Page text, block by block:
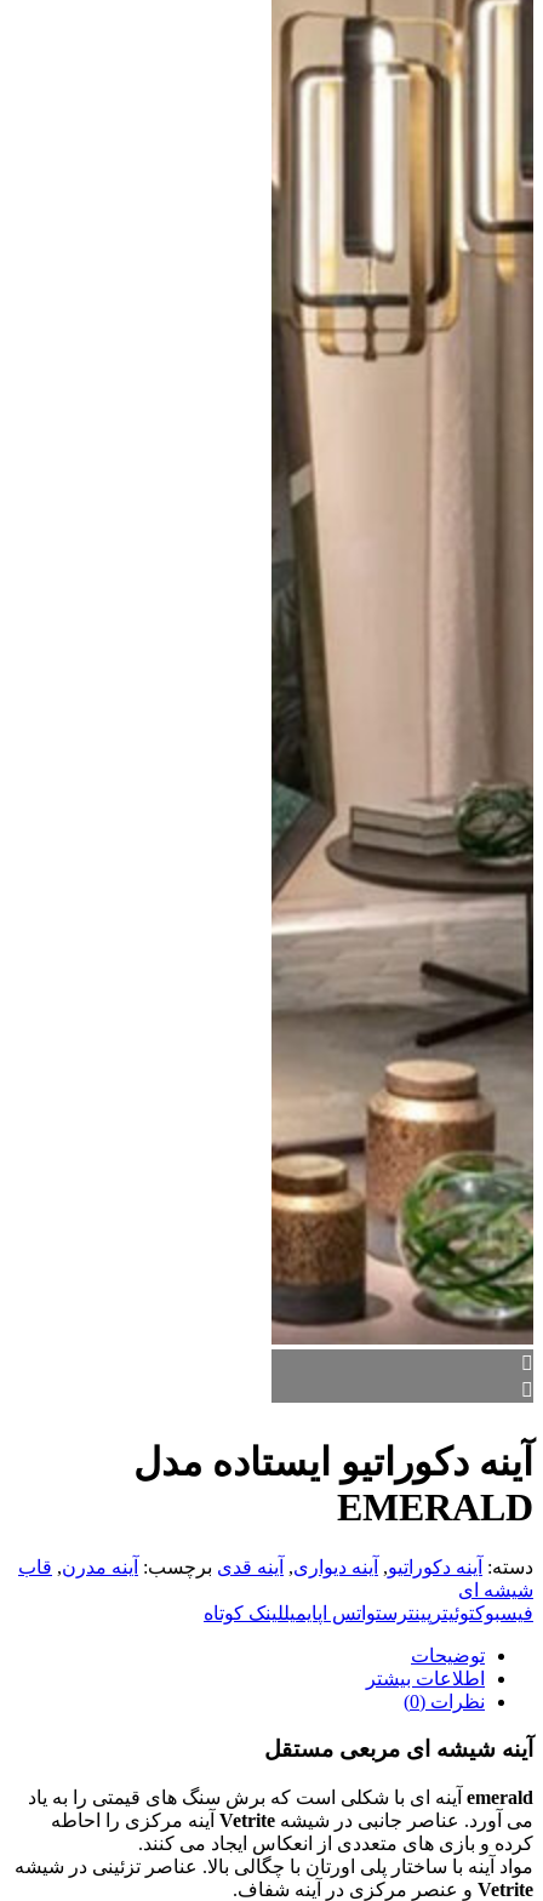
آینه دکوراتیو ایستاده مدل
EMERALD
دسته: آینه دکوراتیو, آینه دیواری, آینه قدی برچسب: آینه مدرن, قاب
شیشه ای
فیسبوکتوئیتر پینترستواتس اپایمیللینک کوتاه
توضیحات
اطلاعات بیشتر
نظرات (0)
آینه شیشه ای مربعی مستقل
emerald آینه ای با شکلی است که برش سنگ های قیمتی را به یاد
می آورد. عناصر جانبی در شیشه Vetrite آینه مرکزی را احاطه
کرده و بازی های متعددی از انعکاس ایجاد می کنند.
مواد آینه با ساختار پلی اورتان با چگالی بالا. عناصر تزئینی در شیشه
Vetrite و عنصر مرکزی در آینه شفاف.‎